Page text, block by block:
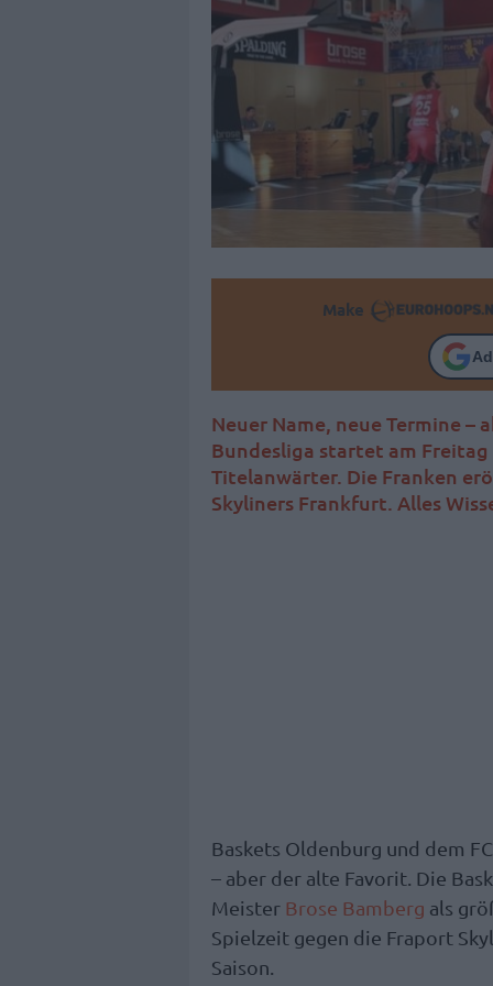
Make
Neuer Name, neue Termine –
Bundesliga startet am
Titelanwärter. Die Franken
Skyliners Frankfurt. Alles
Baskets Oldenburg und dem
– aber der alte Favorit. Die
Meister Brose Bamberg als
Spielzeit gegen die Fraport
Saison.